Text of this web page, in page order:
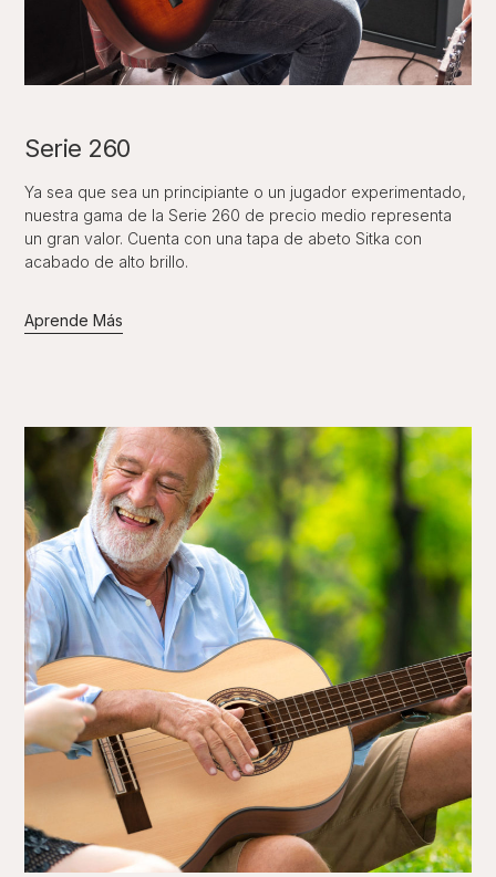
Serie 260
Ya sea que sea un principiante o un jugador experimentado,
nuestra gama de la Serie 260 de precio medio representa
un gran valor. Cuenta con una tapa de abeto Sitka con
acabado de alto brillo.
Aprende Más